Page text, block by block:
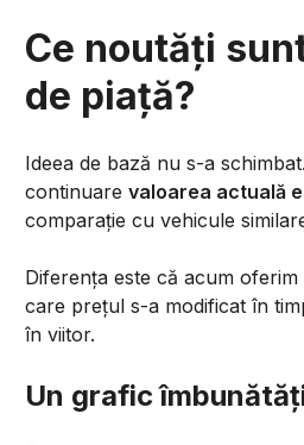
Ce noutăți
de piață?
Ideea de bază nu s-a
continuare valoarea actuală
comparație cu vehicule
Diferența este că acum
care prețul s-a modificat în
în viitor.
Un grafic